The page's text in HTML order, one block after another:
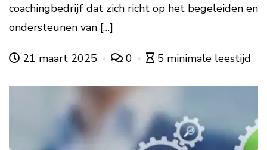
coachingbedrijf dat zich richt op het begeleiden en
ondersteunen van […]
21 maart 2025 0 5 minimale leestijd